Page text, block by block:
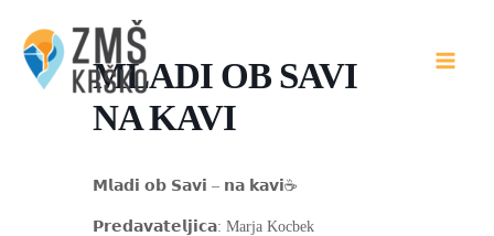
content
MLADI OB SAVI
NA KAVI
𝗠𝗹𝗮𝗱𝗶 𝗼𝗯 𝗦𝗮𝘃𝗶 – 𝗻𝗮 𝗸𝗮𝘃𝗶☕
𝗣𝗿𝗲𝗱𝗮𝘃𝗮𝘁𝗲𝗹𝗷𝗶𝗰𝗮: Marja Kocbek